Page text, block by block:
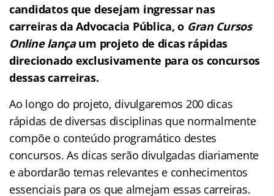
candidatos que desejam ingressar nas
carreiras da Advocacia Pública, o Gran Cursos
Online lançaum projeto de dicas rápidas
direcionado exclusivamente para os concursos
dessas carreiras.
Ao longo do projeto, divulgaremos 200 dicas
rápidas de diversas disciplinas que normalmente
compõe o conteúdo programático destes
concursos. As dicas serão divulgadas diariamente
e abordarão temas relevantes e conhecimentos
essenciais para os que almejam essas carreiras.